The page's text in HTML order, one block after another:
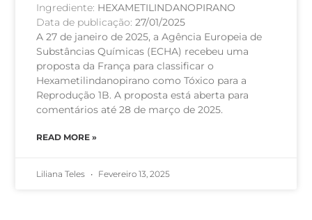
Ingrediente: HEXAMETILINDANOPIRANO
Data de publicação:27/01/2025
A 27 de janeiro de 2025, a Agência Europeia de
Substâncias Químicas (ECHA) recebeu uma
proposta da França para classificar o
Hexametilindanopirano como Tóxico para a
Reprodução 1B. A proposta está aberta para
comentários até 28 de março de 2025.
READ MORE »
Liliana Teles Fevereiro 13, 2025